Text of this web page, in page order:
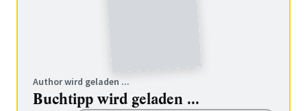
Author wird geladen ...
Buchtipp wird geladen ...